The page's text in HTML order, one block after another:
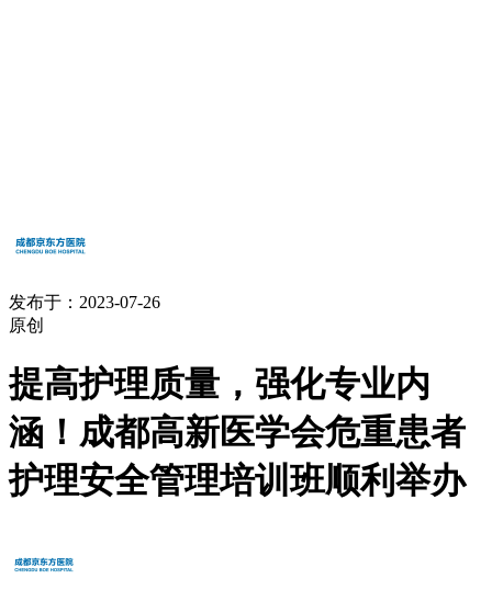
发布于：2023-07-26
原创
提高护理质量，强化专业内
涵！成都高新医学会危重患者
护理安全管理培训班顺利举办